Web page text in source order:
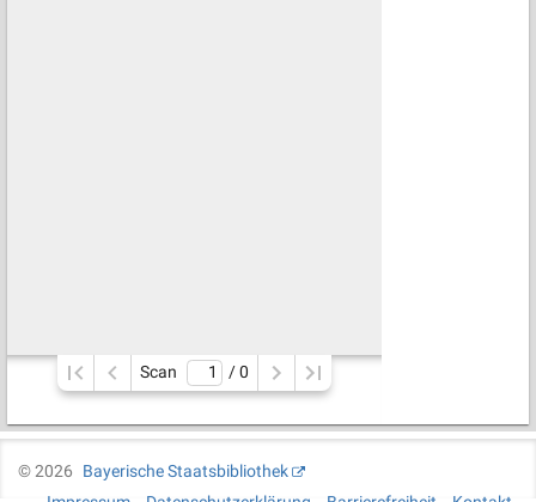
Scan / 0
©2026
Bayerische Staatsbibliothek